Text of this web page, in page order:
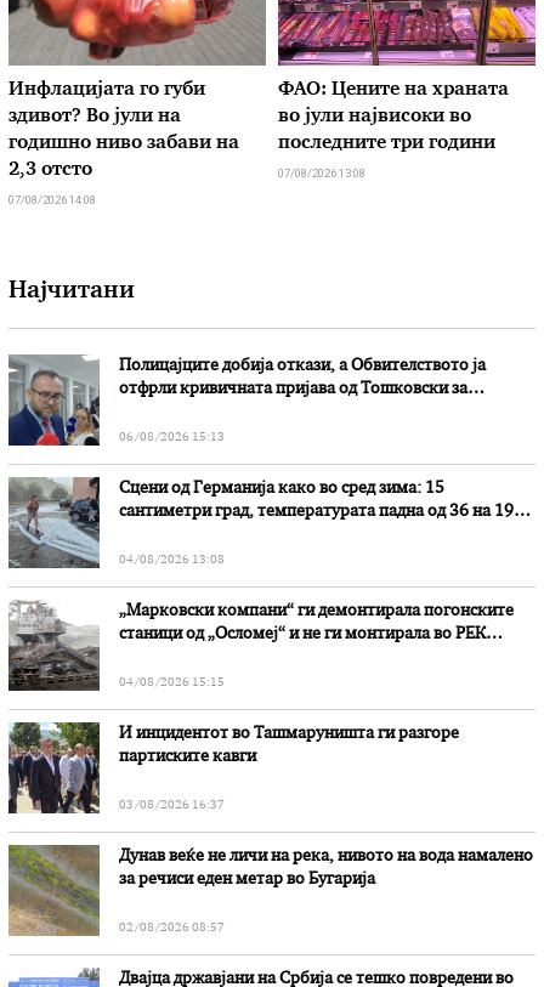
Инфлацијата го губи
здивот? Во јули на
годишно ниво забави на
2,3 отсто
07/08/2026 14:08
ФАО: Цените на храната
во јули највисоки во
последните три години
07/08/2026 13:08
Најчитани
Полицајците добија откази, а Обвителството ја
отфрли кривичната пријава од Тошковски за
06/08/2026 15:13
Сцени од Германија како во сред зима: 15
сантиметри град, температурата падна од 36 на 19
04/08/2026 13:08
„Марковски компани“ ги демонтирала погонските
станици од „Осломеј“ и не ги монтирала во РЕК
04/08/2026 15:15
И инцидентот во Ташмаруништa ги разгоре
партиските кавги
03/08/2026 16:37
Дунав веќе не личи на река, нивото на вода намалено
за речиси еден метар во Бугарија
02/08/2026 08:57
Двајца државјани на Србија се тешко повредени во